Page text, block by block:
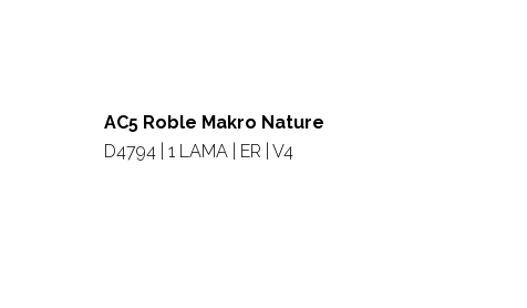
AC5 Roble Makro Nature
D4794 | 1 LAMA | ER | V4